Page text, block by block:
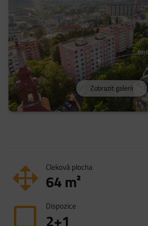
Zobrazit galerii
Cleková plocha
64 m²
Dispozice
2+1